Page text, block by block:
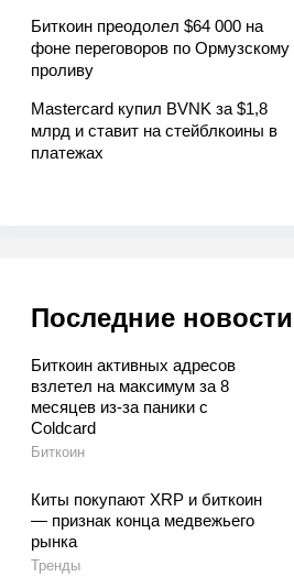
Биткоин преодолел $64 000 на
фоне переговоров по Ормузскому
проливу
Mastercard купил BVNK за $1,8
млрд и ставит на стейблкоины в
платежах
Последние новости
Биткоин активных адресов
взлетел на максимум за 8
месяцев из-за паники с
Coldcard
Биткоин
Киты покупают XRP и биткоин
— признак конца медвежьего
рынка
Тренды